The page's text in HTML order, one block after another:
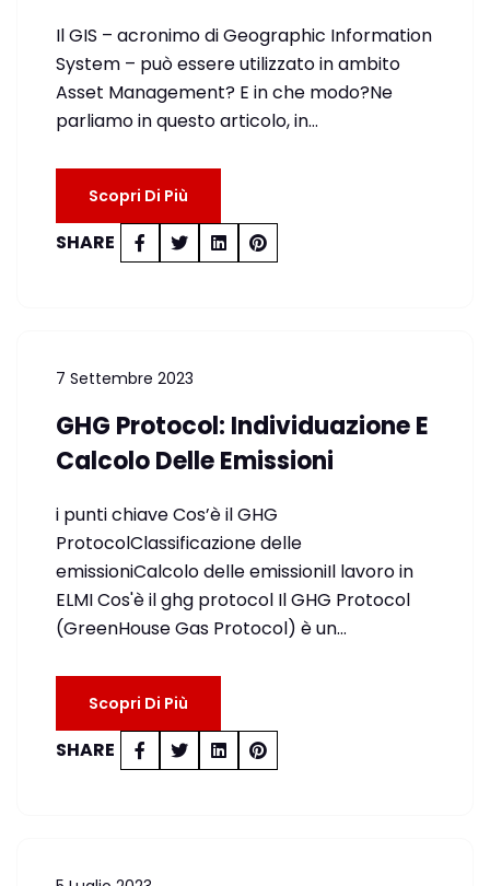
Il GIS – acronimo di Geographic Information
System – può essere utilizzato in ambito
Asset Management? E in che modo?Ne
parliamo in questo articolo, in…
Scopri Di Più
SHARE
7 Settembre 2023
GHG Protocol: Individuazione E
Calcolo Delle Emissioni
i punti chiave Cos’è il GHG
ProtocolClassificazione delle
emissioniCalcolo delle emissioniIl lavoro in
ELMI Cos'è il ghg protocol Il GHG Protocol
(GreenHouse Gas Protocol) è un…
Scopri Di Più
SHARE